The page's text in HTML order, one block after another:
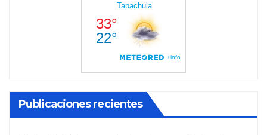
Publicaciones recientes